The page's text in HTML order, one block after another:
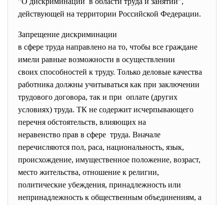
действующей на территории Российской Федерации.
Запрещение дискриминации
в сфере труда направлено на то, чтобы все граждане
имели равные возможности в осуществлении
своих способностей к труду. Только деловые качества
работника должны учитываться как при заключении
трудового договора, так и при оплате (других
условиях) труда. ТК не содержит исчерпывающего
перечня обстоятельств, влияющих на
неравенство прав в сфере труда. Вначале
перечисляются пол, раса, национальность, язык,
происхождение, имущественное положение, возраст,
место жительства, отношение к религии,
политические убеждения, принадлежность или
непринадлежность к общественным объединениям, а